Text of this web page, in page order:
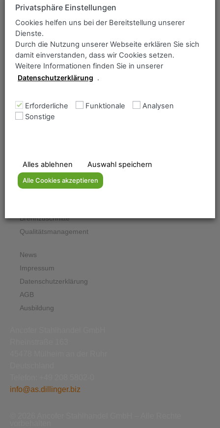
Bitte geben Sie einen Suchbegriff ein:
Sortiment / Güte
DILLIDUR „Verarbeitungshinweise
Schweißen“
Home
Downloadbereich
Kontakt
Brennzuschnitte
Qualitätsmanagement
News
Impressum
Datenschutzerklärung
AGB
Ausbildung
info@as.dillinger.biz
Privatsphäre Einstellungen
Cookies helfen uns bei der Bereitstellung unserer
Dienste.
Durch die Nutzung unserer Webseite erklären Sie sich
damit einverstanden, dass wir Cookies setzen.
Weitere Informationen finden Sie in unserer
Datenschutzerklärung .
Erforderliche Funktionale
Analysen
Sonstige
Alles ablehnen Auswahl speichern
Alle Cookies akzeptieren